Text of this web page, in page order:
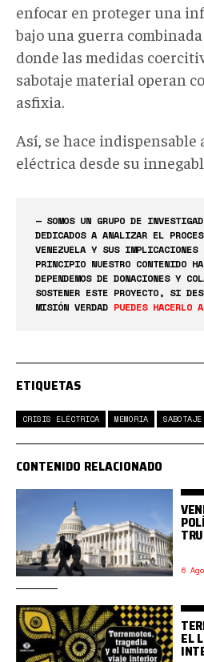
enfocar en proteger una
bajo una guerra
donde las medidas
sabotaje material operan
asfixia.
Así, se hace indispensable
eléctrica desde su
— SOMOS UN GRUPO DE
DEDICADOS A ANALIZAR EL
VENEZUELA Y SUS IMPLICACIONES
PRINCIPIO NUESTRO CONTENIDO
DEPENDEMOS DE DONACIONES Y
SOSTENER ESTE PROYECTO, SI
MISIÓN VERDAD PUEDES HACERLO
ETIQUETAS
CRISIS ELÉCTRICA MEMORIA SABOTAJE
CONTENIDO RELACIONADO
6
EL